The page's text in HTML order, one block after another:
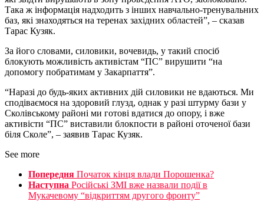
Така ж інформація надходить з інших навчально-тренувальних
баз, які знаходяться на теренах західних областей”, – сказав
Тарас Кузяк.
За його словами, силовики, вочевидь, у такий спосіб
блокують можливість активістам “ПС” вирушити “на
допомогу побратимам у Закарпаття”.
“Наразі до будь-яких активних дій силовики не вдаються. Ми
сподіваємося на здоровий глузд, однак у разі штурму бази у
Сколівському районі ми готові вдатися до опору, і вже
активісти “ПС” виставили блокпости в районі оточеної бази
біля Сколе”, – заявив Тарас Кузяк.
See more
Попередня Початок кінця влади Порошенка?
Наступна Російські ЗМІ вже назвали події в
Мукачевому “відкриттям другого фронту”